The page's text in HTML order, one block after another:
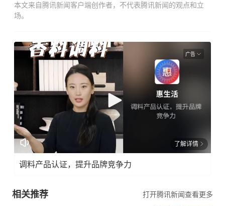
本文来自腾讯新闻客户端创作者，不代表腾讯新闻的观点和立
场。
广告
了解详情
调料产品认证，提升品牌竞争力
相关推荐 打开腾讯新闻查看更多